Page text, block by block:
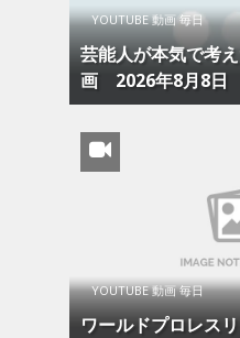
YOUTUBE 動画 毎日
芸能人が本気で考
画 2026年8月8日
YOUTUBE 動画 毎日
ワールドプロレス